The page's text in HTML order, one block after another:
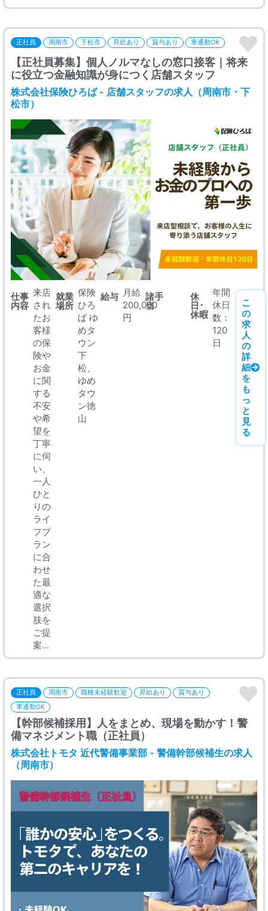
正社員 周南市 下松市 昇給あり 賞与あり 車通勤OK
【正社員募集】個人ノルマなしの窓口接客｜将来
に役立つ金融知識が身につく店舗スタッフ
株式会社保険ひろば - 店舗スタッフの求人（周南市・下
松市）
仕事
内容
来店
され
たお
客様
の保
険や
お金
に関
する
不安
や希
望を
丁寧
に伺
い、
一人
ひと
りの
ライ
フプ
ラン
に合
わせ
た最
適な
選択
肢を
ご提
案...
就業
場所
保険
ひろ
ば ゆ
めタ
ウン
下
松、
ゆめ
タウ
ン徳
山
給与 月給
200,000
円
諸手
当
休
日･
休暇
年間
休日
数：
120
日
こ
の
求
人
の
詳
細
を
も
っ
と
見
る
正社員 周南市 職種未経験歓迎 昇給あり
賞与あり
車通勤OK
【幹部候補採用】人をまとめ、現場を動かす！警
備マネジメント職（正社員）
株式会社トモタ 近代警備事業部 - 警備幹部候補生の求人
（周南市）